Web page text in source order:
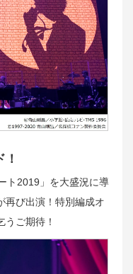
ト2019」を大盛況に導
再び出演！特別編成オ
ご期待！